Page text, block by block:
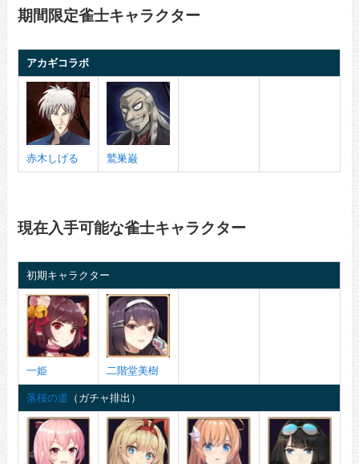
期間限定雀士キャラクター
アカギコラボ
赤木しげる 鷲巣巌
現在入手可能な雀士キャラクター
初期キャラクター
一姫 二階堂美樹
落桜の道 （ガチャ排出）